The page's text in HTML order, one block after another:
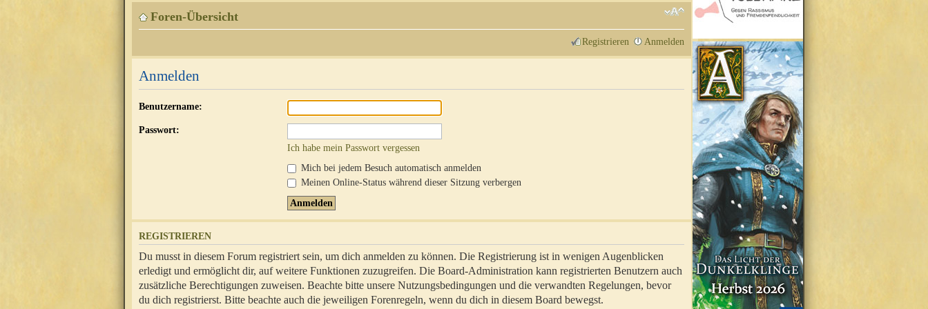
Foren-Übersicht
Registrieren Anmelden
Anmelden
Benutzername:
Passwort:
Ich habe mein Passwort vergessen
Mich bei jedem Besuch automatisch anmelden
Meinen Online-Status während dieser Sitzung verbergen
REGISTRIEREN
Du musst in diesem Forum registriert sein, um dich anmelden zu können. Die Registrierung ist in wenigen Augenblicken
erledigt und ermöglicht dir, auf weitere Funktionen zuzugreifen. Die Board-Administration kann registrierten Benutzern auch
zusätzliche Berechtigungen zuweisen. Beachte bitte unsere Nutzungsbedingungen und die verwandten Regelungen, bevor
du dich registrierst. Bitte beachte auch die jeweiligen Forenregeln, wenn du dich in diesem Board bewegst.